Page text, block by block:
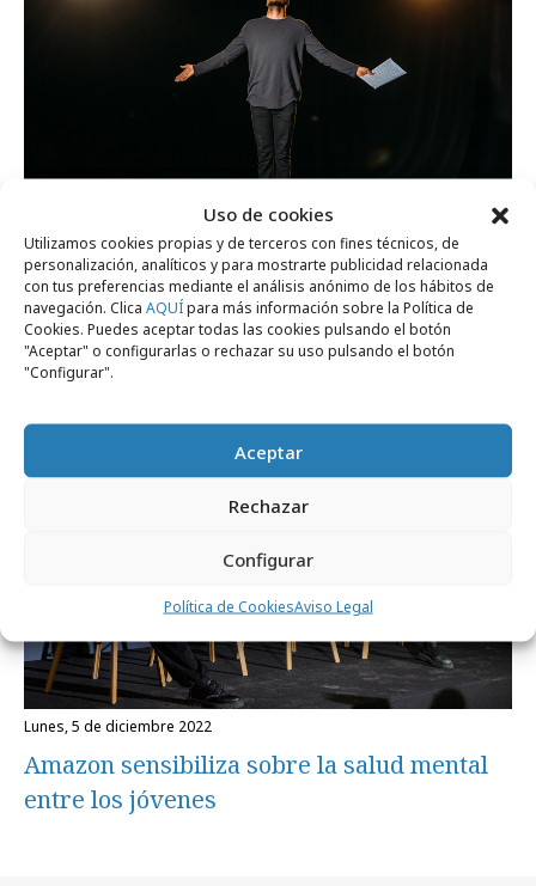
Uso de cookies
Utilizamos cookies propias y de terceros con fines técnicos, de
personalización, analíticos y para mostrarte publicidad relacionada
con tus preferencias mediante el análisis anónimo de los hábitos de
navegación. Clica AQUÍpara más información sobre la Política de
Cookies. Puedes aceptar todas las cookies pulsando el botón
"Aceptar" o configurarlas o rechazar su uso pulsando el botón
"Configurar".
Aceptar
Rechazar
Configurar
Política de CookiesAviso Legal
viernes, 28 de abril 2023
Se buscan actores comprometidos contra
la intolerancia
lunes, 5 de diciembre 2022
Amazon sensibiliza sobre la salud mental
entre los jóvenes